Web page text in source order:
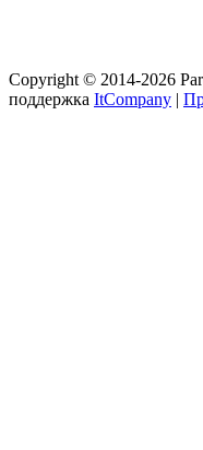
Copyright © 2014-2026
поддержка ItCompany |